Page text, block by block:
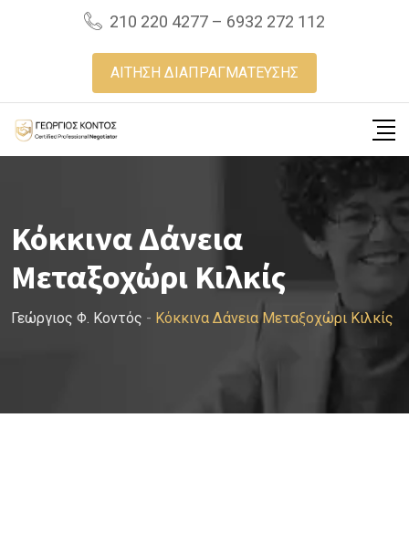
210 220 4277 – 6932 272 112
ΑΙΤΗΣΗ ΔΙΑΠΡΑΓΜΑΤΕΥΣΗΣ
Κόκκινα Δάνεια
Μεταξοχώρι Κιλκίς
Γεώργιος Φ. Κοντός - Κόκκινα Δάνεια Μεταξοχώρι Κιλκίς